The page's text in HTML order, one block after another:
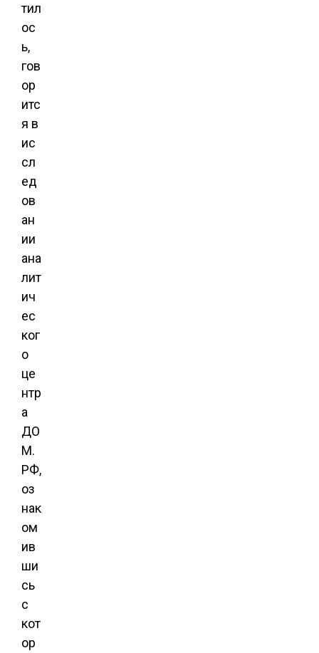
тил
ос
ь,
гов
ор
итс
я в
ис
сл
ед
ов
ан
ии
ана
лит
ич
ес
ког
о
це
нтр
а
ДО
М.
РФ,
оз
нак
ом
ив
ши
сь
с
кот
ор